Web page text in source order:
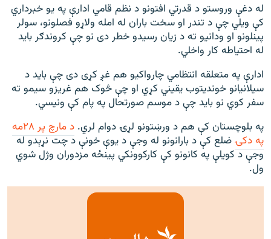
له دغې وروستو د قدرتي افتونو د نظم قامي ادارې په یو خبرداري
کې ویلي چې د تندر او سخت باران له امله ولاړو فصلونو، سولر
پینلونو او ودانیو ته د زیان رسیدو خطر دی نو چې کروندګر باید
له احتیاطه کار واخلي.
ادارې په متعلقه انتظامي چارواکیو هم غږ کړی دی چې باید د
سیلانیانو خوندیتوب یقیني کړي او چې څوک هم غریزو سیمو ته
سفر کوي نو باید چې د موسم صورتحال په پام کې ونیسي.
په بلوچستان کې هم د ورښتونو لړۍ دوام لري.
د مارچ پر ۲۸مه
په دکۍضلع کې د بارانونو له وجې د یوې خونې د چت نړېدو له
وجې د کویلې په کانونو کې کارکوونکي پينځه مزدوران وژل شوي
ول.